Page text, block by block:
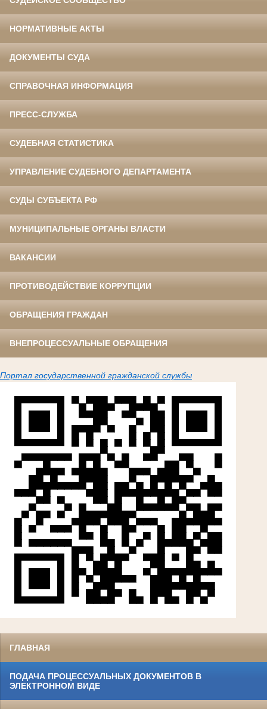
НОРМАТИВНЫЕ АКТЫ
ДОКУМЕНТЫ СУДА
СПРАВОЧНАЯ ИНФОРМАЦИЯ
ПРЕСС-СЛУЖБА
СУДЕБНАЯ СТАТИСТИКА
УПРАВЛЕНИЕ СУДЕБНОГО ДЕПАРТАМЕНТА
СУДЫ СУБЪЕКТА РФ
МУНИЦИПАЛЬНЫЕ ОРГАНЫ ВЛАСТИ
ВАКАНСИИ
ПРОТИВОДЕЙСТВИЕ КОРРУПЦИИ
ОБРАЩЕНИЯ ГРАЖДАН
ВНЕПРОЦЕССУАЛЬНЫЕ ОБРАЩЕНИЯ
Портал государственной гражданской службы
ГЛАВНАЯ
ПОДАЧА ПРОЦЕССУАЛЬНЫХ ДОКУМЕНТОВ В
ЭЛЕКТРОННОМ ВИДЕ